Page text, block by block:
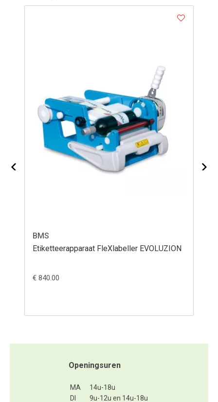
BMS
Etiketteerapparaat FleXlabeller EVOLUZION
€ 840.00
Openingsuren
MA
14u-18u
DI
9u-12u en 14u-18u